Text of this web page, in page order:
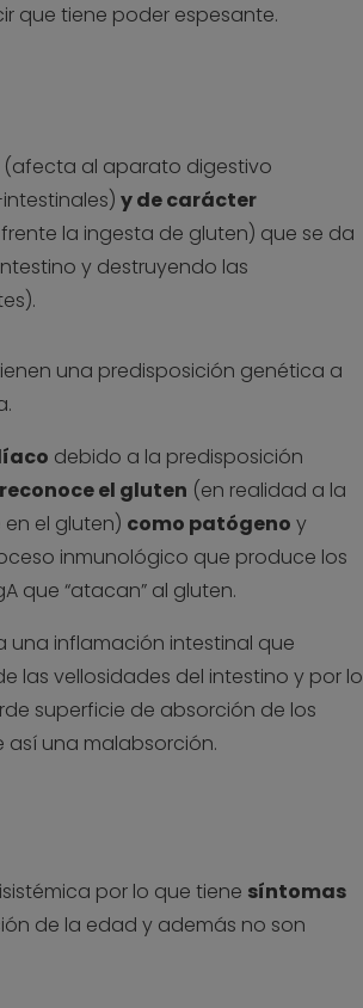
que tiene poder espesante.
(afecta al aparato digestivo
y de carácter
la ingesta de gluten) que se da
y destruyendo las
una predisposición genética a
debido a la predisposición
reconoce el gluten (en realidad a la
el gluten) como patógeno y
inmunológico que produce los
que “atacan” al gluten.
una inflamación intestinal que
las vellosidades del intestino y por lo
superficie de absorción de los
así una malabsorción.
por lo que tiene síntomas
de la edad y además no son